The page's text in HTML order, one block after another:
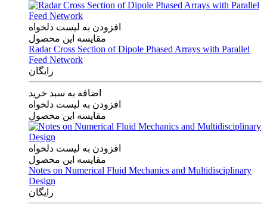
افزودن به لیست دلخواه
مقایسه این محصول
Radar Cross Section of Dipole Phased Arrays with Parallel
Feed Network
رایگان
اضافه به سبد خرید
افزودن به لیست دلخواه
مقایسه این محصول
افزودن به لیست دلخواه
مقایسه این محصول
Notes on Numerical Fluid Mechanics and Multidisciplinary
Design
رایگان